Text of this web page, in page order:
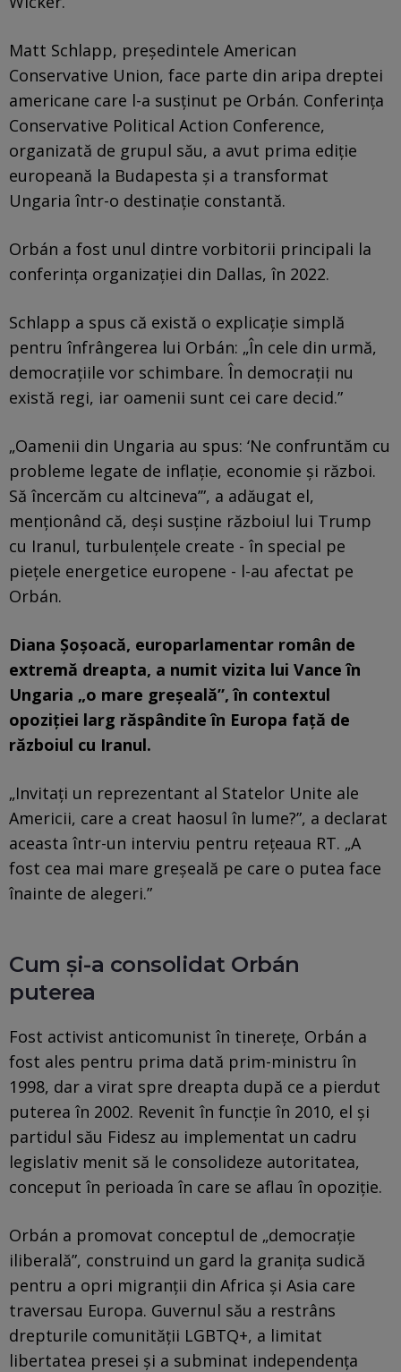
Matt Schlapp, președintele American
Conservative Union, face parte din aripa dreptei
americane care l-a susținut pe Orbán. Conferința
Conservative Political Action Conference,
organizată de grupul său, a avut prima ediție
europeană la Budapesta și a transformat
Ungaria într-o destinație constantă.
Orbán a fost unul dintre vorbitorii principali la
conferința organizației din Dallas, în 2022.
Schlapp a spus că există o explicație simplă
pentru înfrângerea lui Orbán: „În cele din urmă,
democrațiile vor schimbare. În democrații nu
există regi, iar oamenii sunt cei care decid.”
„Oamenii din Ungaria au spus: ‘Ne confruntăm cu
probleme legate de inflație, economie și război.
Să încercăm cu altcineva’”, a adăugat el,
menționând că, deși susține războiul lui Trump
cu Iranul, turbulențele create - în special pe
piețele energetice europene - l-au afectat pe
Orbán.
Diana Șoșoacă, europarlamentar român de
extremă dreapta, a numit vizita lui Vance în
Ungaria „o mare greșeală”, în contextul
opoziției larg răspândite în Europa față de
războiul cu Iranul.
„Invitați un reprezentant al Statelor Unite ale
Americii, care a creat haosul în lume?”, a declarat
aceasta într-un interviu pentru rețeaua RT. „A
fost cea mai mare greșeală pe care o putea face
înainte de alegeri.”
Cum și-a consolidat Orbán
puterea
Fost activist anticomunist în tinerețe, Orbán a
fost ales pentru prima dată prim-ministru în
1998, dar a virat spre dreapta după ce a pierdut
puterea în 2002. Revenit în funcție în 2010, el și
partidul său Fidesz au implementat un cadru
legislativ menit să le consolideze autoritatea,
conceput în perioada în care se aflau în opoziție.
Orbán a promovat conceptul de „democrație
iliberală”, construind un gard la granița sudică
pentru a opri migranții din Africa și Asia care
traversau Europa. Guvernul său a restrâns
drepturile comunității LGBTQ+, a limitat
libertatea presei și a subminat independența